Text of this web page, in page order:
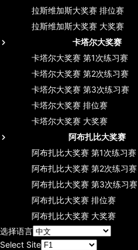
拉斯维加斯大奖赛 排位赛
拉斯维加斯大奖赛 大奖赛
卡塔尔大奖赛
卡塔尔大奖赛 第1次练习赛
卡塔尔大奖赛 第2次练习赛
卡塔尔大奖赛 第3次练习赛
卡塔尔大奖赛 排位赛
卡塔尔大奖赛 大奖赛
阿布扎比大奖赛
阿布扎比大奖赛 第1次练习赛
阿布扎比大奖赛 第2次练习赛
阿布扎比大奖赛 第3次练习赛
阿布扎比大奖赛 排位赛
阿布扎比大奖赛 大奖赛
选择语言
Select Site